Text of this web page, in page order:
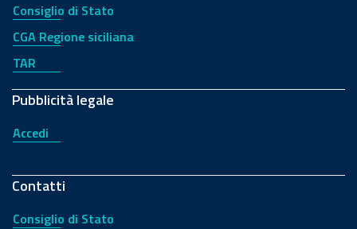
Consiglio di Stato
CGA Regione siciliana
TAR
Pubblicità legale
Accedi
Contatti
Consiglio di Stato